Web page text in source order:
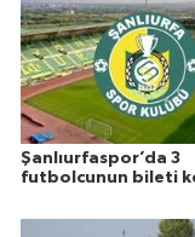
Şanlıurfaspor’da 3
futbolcunun bileti